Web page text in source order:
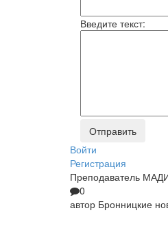
Введите текст:
Войти
Регистрация
Преподаватель
0
автор Бронницкие